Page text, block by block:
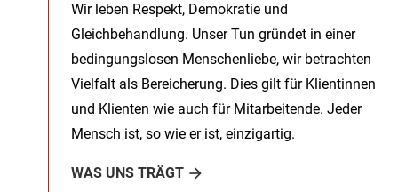
Wir leben Respekt, Demokratie und
Gleichbehandlung. Unser Tun gründet in einer
bedingungslosen Menschenliebe, wir betrachten
Vielfalt als Bereicherung. Dies gilt für Klientinnen
und Klienten wie auch für Mitarbeitende. Jeder
Mensch ist, so wie er ist, einzigartig.
WAS UNS TRÄGT